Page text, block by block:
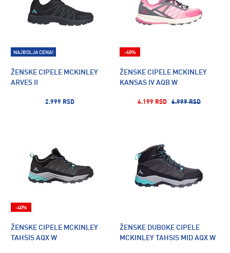
ŽENSKE CIPELE MCKINLEY
ARVES II
2.999 RSD
NAJBOLJA CENA!
ŽENSKE CIPELE MCKINLEY
KANSAS IV AQB W
4.199 RSD 6.999 RSD
-40%
ŽENSKE CIPELE MCKINLEY
TAHSIS AQX W
-40%
ŽENSKE DUBOKE CIPELE
MCKINLEY TAHSIS MID AQX W